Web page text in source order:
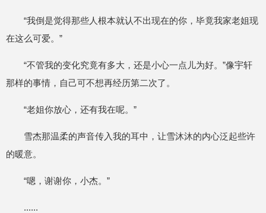
“我倒是觉得那些人根本就认不出现在的你，毕竟我家老姐现
在这么可爱。”
“不管我的变化究竟有多大，还是小心一点儿为好。”像宇轩
那样的事情，自己可不想再经历第二次了。
“老姐你放心，还有我在呢。”
雪杰那温柔的声音传入我的耳中，让雪沐沐的内心泛起些许
的暖意。
“嗯，谢谢你，小杰。”
......